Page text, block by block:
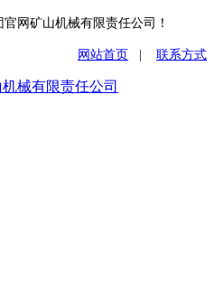
网矿山机械有限责任公司！
网站首页 联系方式